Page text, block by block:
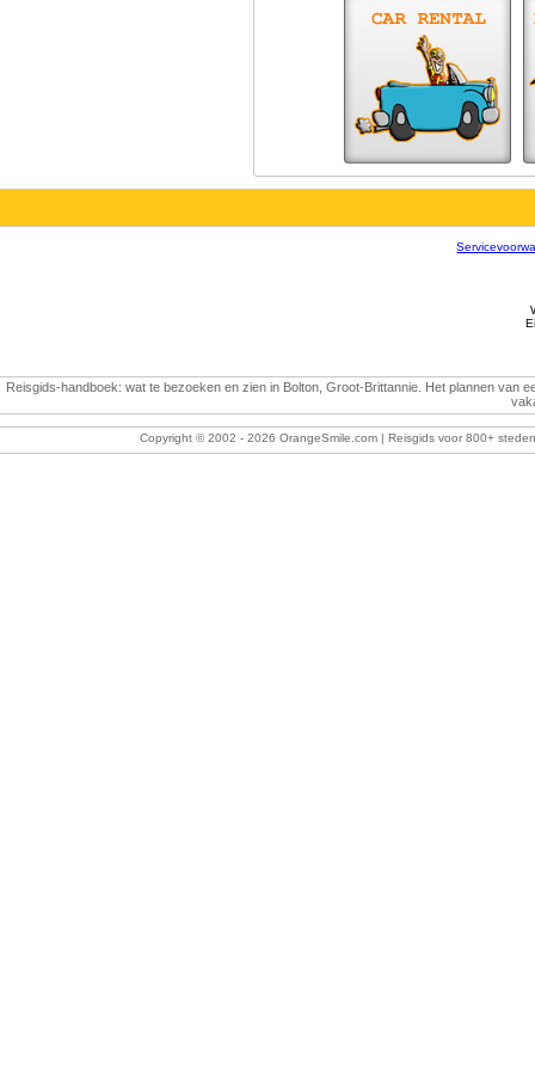
Reisgids-handboek: wat te bezoeken en zien in Bolton, Groot-Brittannie. Het plannen van
Copyright © 2002 - 2026 OrangeSmile.com | Reisgids voor 800+